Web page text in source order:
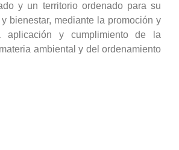
y un territorio ordenado para su
bienestar, mediante la promoción y
aplicación y cumplimiento de la
ambiental y del ordenamiento